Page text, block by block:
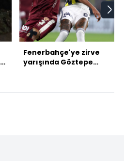
Fenerbahçe'ye zirve
yarışında Göztepe